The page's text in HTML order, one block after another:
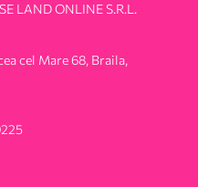
LAND ONLINE S.R.L.
cel Mare 68, Braila,